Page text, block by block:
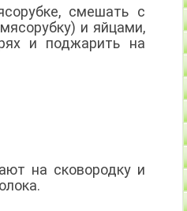
смешать с
и яйцами,
и поджарить на
на сковородку и